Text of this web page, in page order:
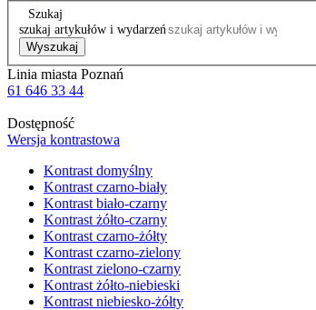
Szukaj
szukaj artykułów i wydarzeń
Wyszukaj
Linia miasta Poznań
61 646 33 44
Dostępność
Wersja kontrastowa
Kontrast domyślny
Kontrast czarno-biały
Kontrast biało-czarny
Kontrast żółto-czarny
Kontrast czarno-żółty
Kontrast czarno-zielony
Kontrast zielono-czarny
Kontrast żółto-niebieski
Kontrast niebiesko-żółty